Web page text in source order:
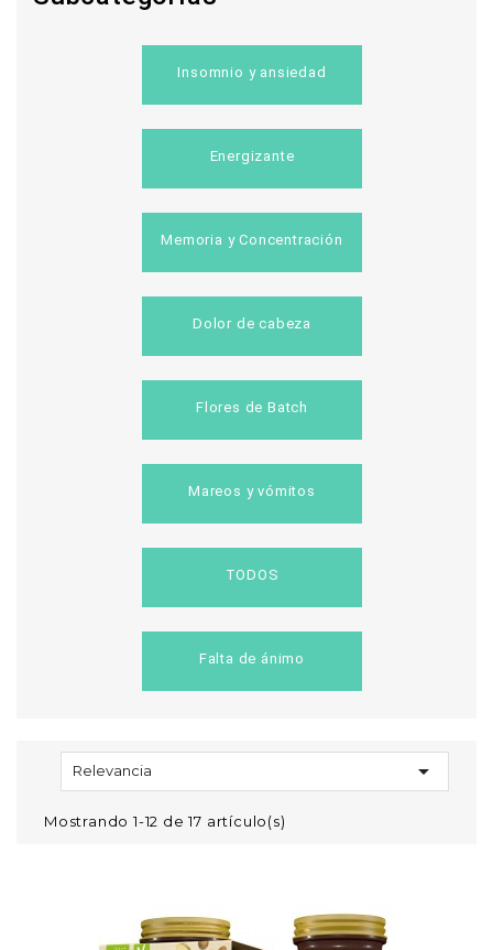
Insomnio y ansiedad
Energizante
Memoria y Concentración
Dolor de cabeza
Flores de Batch
Mareos y vómitos
TODOS
Falta de ánimo
Relevancia 
Mostrando 1-12 de 17 artículo(s)